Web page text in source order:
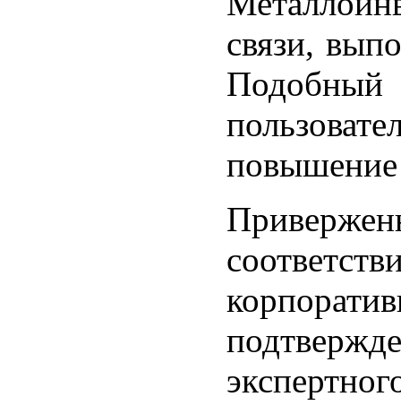
связи,
повышение